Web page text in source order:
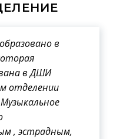
в
в ДШИ
отделении
, эстрадным,